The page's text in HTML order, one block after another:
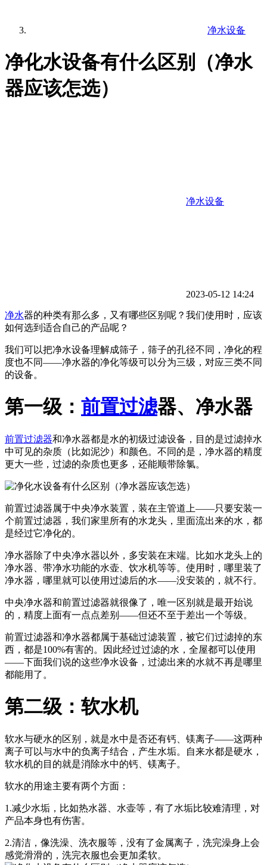
净水设备
净化水设备有什么区别（净水
器应该怎选）
净水设备
2023-05-12 14:24
净水器的种类有那么多，又有哪些区别呢？我们使用时，应该
如何选到适合自己的产品呢？
我们可以把净水设备理解成筛子，筛子的孔径不同，净化的程
度也不同——净水器的净化等级可以分为三级，对应三类不同
的设备。
第一级： 前置过滤器、净水器
前置过滤器和净水器都是水的初级过滤设备，目的是过滤掉水
中可见的杂质（比如泥沙）和颜色。不同的是，净水器的精度
更大一些，过滤的杂质也更多，还能顺带除氯。
前置过滤器属于中央净水装置，装在主管道上——只要安装一
个前置过滤器，我们家里所有的水龙头，里面流出来的水，都
是经过它净化的。
净水器除了中央净水器以外，多安装在末端。比如水龙头上的
净水器、带净水功能的水壶、饮水机等等。使用时，哪里装了
净水器，哪里就可以使用过滤后的水——没安装的，就不行。
中央净水器和前置过滤器就很像了，唯一区别就是最开始说
的，精度上面有一点点差别——但还不至于差出一个等级。
前置过滤器和净水器都属于基础过滤装置，被它们过滤掉的东
西，都是100%有害的。因此经过过滤的水，全屋都可以使用
——下面我们说的这些净水设备，过滤出来的水就不再是哪里
都能用了。
第二级：软水机
软水与硬水的区别，就是水中是否还有钙、镁离子——这两种
离子可以与水中的负离子结合，产生水垢。自来水都是硬水，
软水机的目的就是消除水中的钙、镁离子。
软水的用途主要有两个方面：
1.减少水垢，比如热水器、水壶等，有了水垢比较难清理，对
产品本身也有伤害。
2.清洁，像洗澡、洗衣服等，没有了金属离子，洗完澡身上会
感觉滑滑的，洗完衣服也会更加柔软。